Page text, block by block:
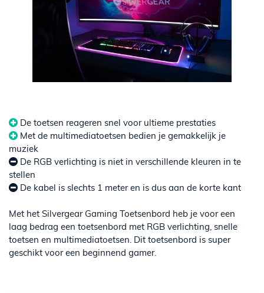
De toetsen reageren snel voor ultieme prestaties
Met de multimediatoetsen bedien je gemakkelijk je
muziek
De RGB verlichting is niet in verschillende kleuren in te
stellen
De kabel is slechts 1 meter en is dus aan de korte kant
Met het Silvergear Gaming Toetsenbord heb je voor een
laag bedrag een toetsenbord met RGB verlichting, snelle
toetsen en multimediatoetsen. Dit toetsenbord is super
geschikt voor een beginnend gamer.